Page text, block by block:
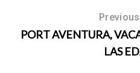
PORT AVENTURA,
LAS